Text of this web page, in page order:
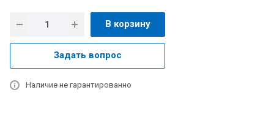
В корзину
Задать вопрос
Наличие не гарантированно